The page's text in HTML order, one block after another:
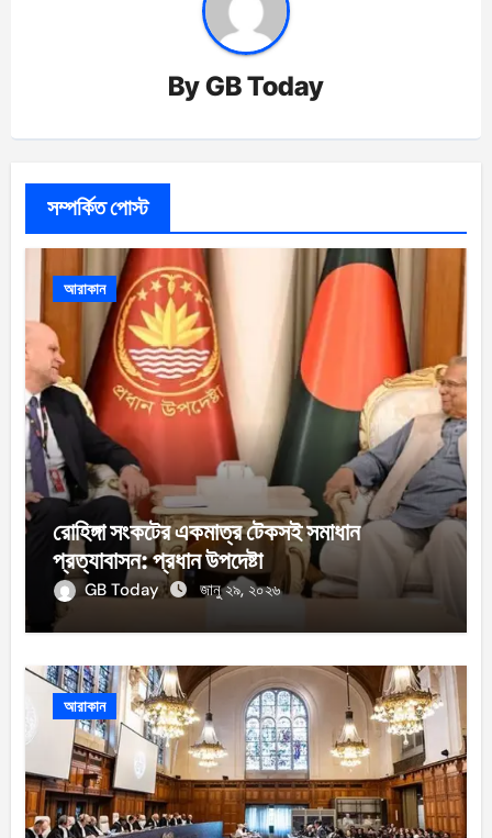
ByGB Today
সম্পর্কিত পোস্ট
আরাকান
রোহিঙ্গা সংকটের একমাত্র টেকসই সমাধান
প্রত্যাবাসন: প্রধান উপদেষ্টা
GB Today জানু ২৯, ২০২৬
আরাকান